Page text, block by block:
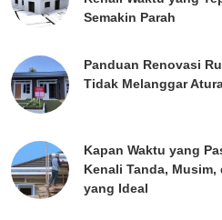
Semakin Parah
Panduan Renovasi
Tidak Melanggar
Kapan Waktu yang
Kenali Tanda,
yang Ideal